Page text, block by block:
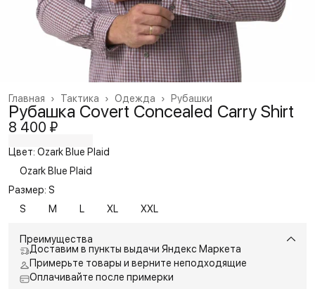
Рубашки
Одежда ›
Тактика ›
Главная ›
Рубашка Covert Concealed Carry Shirt
8 400 ₽
Цвет: Ozark Blue Plaid
Ozark Blue Plaid
Размер: S
S
M L XL XXL
Преимущества
Доставим в пункты выдачи Яндекс Маркета
Примерьте товары и верните неподходящие
Оплачивайте после примерки